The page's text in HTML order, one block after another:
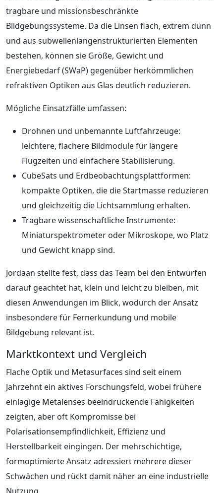
tragbare und missionsbeschränkte
Bildgebungssysteme. Da die Linsen flach, extrem dünn
und aus subwellenlängenstrukturierten Elementen
bestehen, können sie Größe, Gewicht und
Energiebedarf (SWaP) gegenüber herkömmlichen
refraktiven Optiken aus Glas deutlich reduzieren.
Mögliche Einsatzfälle umfassen:
Drohnen und unbemannte Luftfahrzeuge:
leichtere, flachere Bildmodule für längere
Flugzeiten und einfachere Stabilisierung.
CubeSats und Erdbeobachtungsplattformen:
kompakte Optiken, die die Startmasse reduzieren
und gleichzeitig die Lichtsammlung erhalten.
Tragbare wissenschaftliche Instrumente:
Miniaturspektrometer oder Mikroskope, wo Platz
und Gewicht knapp sind.
Jordaan stellte fest, dass das Team bei den Entwürfen
darauf geachtet hat, klein und leicht zu bleiben, mit
diesen Anwendungen im Blick, wodurch der Ansatz
insbesondere für Fernerkundung und mobile
Bildgebung relevant ist.
Marktkontext und Vergleich
Flache Optik und Metasurfaces sind seit einem
Jahrzehnt ein aktives Forschungsfeld, wobei frühere
einlagige Metalenses beeindruckende Fähigkeiten
zeigten, aber oft Kompromisse bei
Polarisationsempfindlichkeit, Effizienz und
Herstellbarkeit eingingen. Der mehrschichtige,
formoptimierte Ansatz adressiert mehrere dieser
Schwächen und rückt damit näher an eine industrielle
Nutzung.